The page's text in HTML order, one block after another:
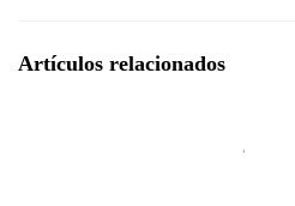
Artículos relacionados